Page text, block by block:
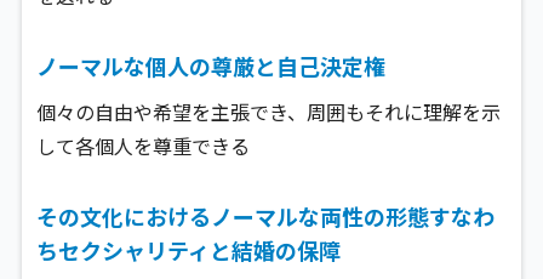
ノーマルな個人の尊厳と自己決定権
個々の自由や希望を主張でき、周囲もそれに理解を示
して各個人を尊重できる
その文化におけるノーマルな両性の形態すなわ
ちセクシャリティと結婚の保障